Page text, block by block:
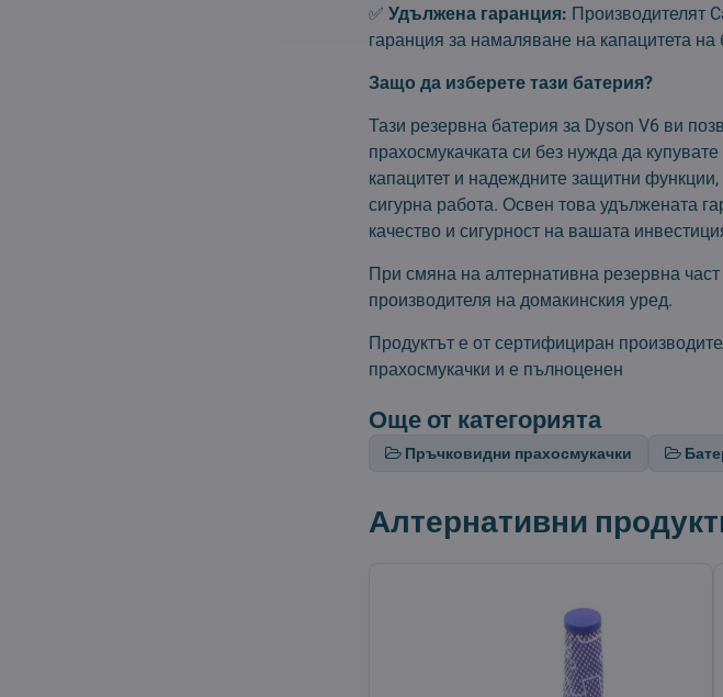
✅Удължена гаранция: Производителят
гаранция за намаляване на капацитета
Защо да изберете тази батерия?
Тази резервна батерия за Dyson V6 ви
прахосмукачката си без нужда да
капацитет и надеждните защитни
сигурна работа. Освен това удължената
качество и сигурност на вашата
При смяна на алтернативна резервна
производителя на домакинския уред.
Продуктът е от сертифициран
прахосмукачки и е пълноценен
Още от категорията
Пръчковидни прахосмукачки
Алтернативни